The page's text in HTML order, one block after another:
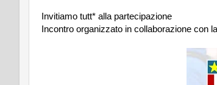
Invitiamo tutt* alla partecipazione
Incontro organizzato in collaborazione con